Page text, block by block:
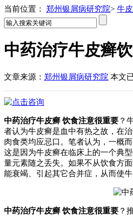
当前位置： 郑州银屑病研究院> 牛
中药治疗牛皮癣
文章来源： 郑州银屑病研究院 本文
中药治疗牛皮癣 饮食注意很重要 ？
者认为牛皮癣是血中有热之故，在
肉食类均应忌口。笔者认为，一概
这是因为牛皮癣在临床上的一个典
量元素随之丢失。如果不从饮食方
能衰竭、引起其它合并症，从而使
中药治疗牛皮癣 饮食注意很重要 ？